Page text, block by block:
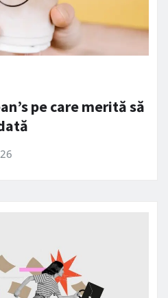
pe care merită să